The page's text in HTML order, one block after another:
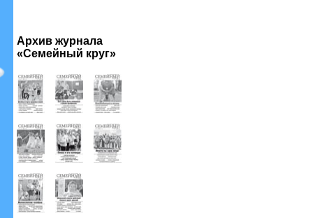
Архив журнала
«Семейный круг»